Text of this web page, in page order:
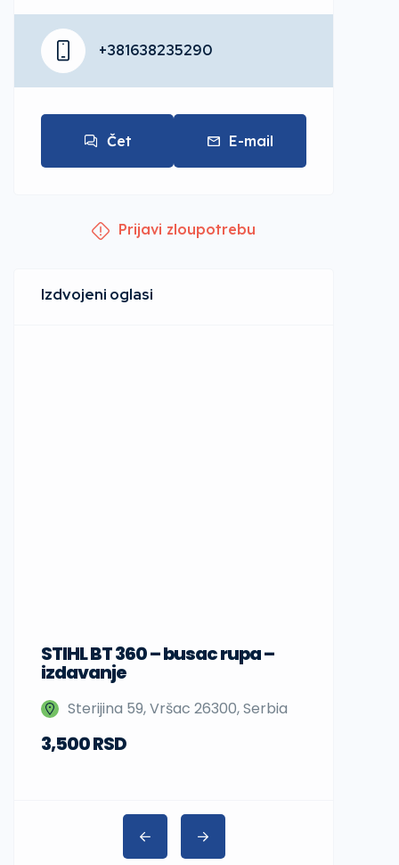
+381638235290
Čet E-mail
Prijavi zloupotrebu
STIHL BT 360 – busac rupa –
izdavanje
Sterijina 59, Vršac 26300, Serbia
3,500 RSD